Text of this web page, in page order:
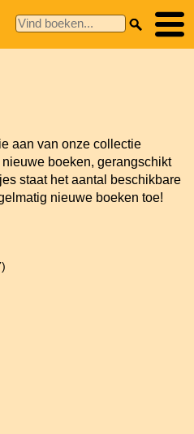
aan van onze collectie
boeken, gerangschikt
staat het aantal beschikbare
nieuwe boeken toe!